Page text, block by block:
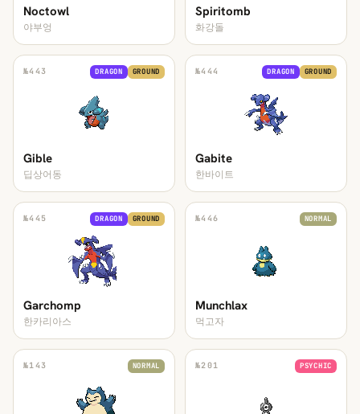
Noctowl
야부엉
Spiritomb
화강돌
№443 DRAGON GROUND
Gible
딥상어동
№444 DRAGON GROUND
Gabite
한바이트
№445 DRAGON GROUND
Garchomp
한카리아스
№446 NORMAL
Munchlax
먹고자
№143 NORMAL №201 PSYCHIC